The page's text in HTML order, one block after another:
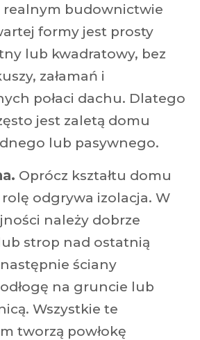
realnym budownictwie
formy jest prosty
lub kwadratowy, bez
załamań i
połaci dachu. Dlatego
jest zaletą domu
lub pasywnego.
Oprócz kształtu domu
odgrywa izolacja. W
należy dobrze
strop nad ostatnią
ściany
na gruncie lub
Wszystkie te
tworzą powłokę